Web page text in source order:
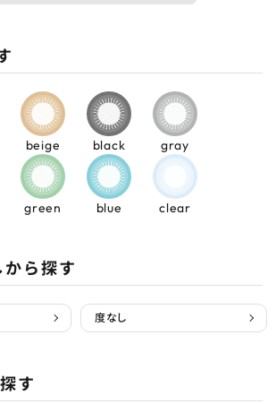
beige black gray
green blue clear
ら探す
度なし
す